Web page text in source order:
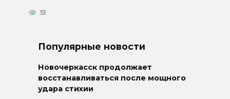
51
Популярные новости
Новочеркасск продолжает
восстанавливаться после мощного
удара стихии